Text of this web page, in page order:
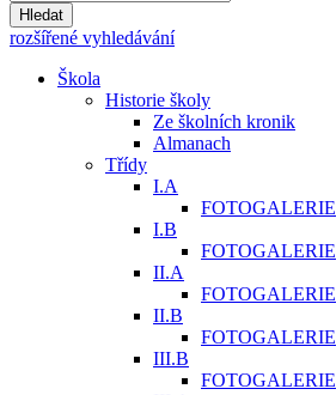
Hledat
rozšířené vyhledávání
Škola
Historie školy
Ze školních kronik
Almanach
Třídy
I.A
FOTOGALERIE
I.B
FOTOGALERIE
II.A
FOTOGALERIE
II.B
FOTOGALERIE
III.B
FOTOGALERIE